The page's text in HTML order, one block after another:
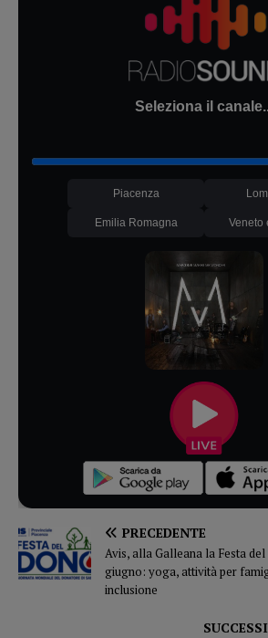
Seleziona il
Piacenza
Emilia Romagna Veneto
PRECEDENTE
Avis, alla Galleana la Festa
giugno: yoga, attività per
inclusione